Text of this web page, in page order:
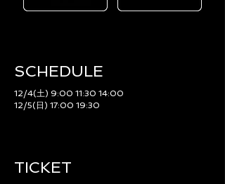
SCHEDULE​
12/4(土) 9:00 11:30 14:00
12/5(日) 17:00 19:30
TICKET